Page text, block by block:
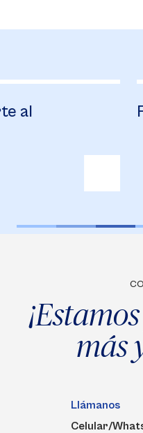
Financiación
más
Llámanos
Celular/